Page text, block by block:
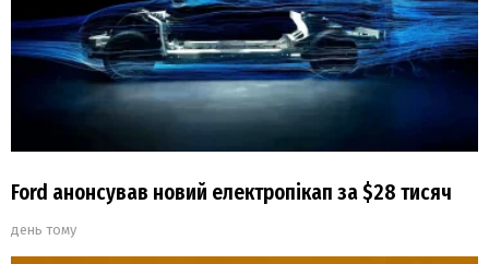
Ford анонсував новий електропікап за $28 тисяч
день тому